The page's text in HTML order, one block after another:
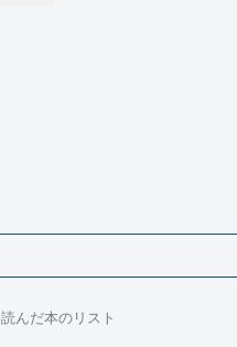
読んだ本のリスト